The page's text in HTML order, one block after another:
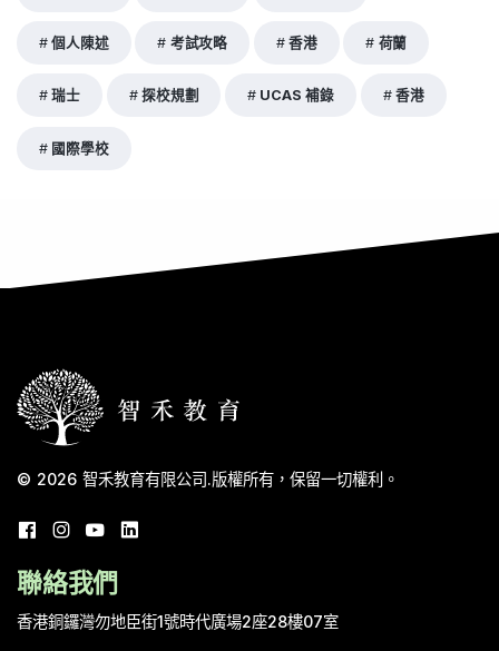
個人陳述 考試攻略 香港 荷蘭
瑞士 探校規劃 UCAS 補錄 香港
國際學校
© 2026 智禾教育有限公司.版權所有，保留一切權利。
聯絡我們
香港銅鑼灣勿地臣街1號時代廣場2座28樓07室